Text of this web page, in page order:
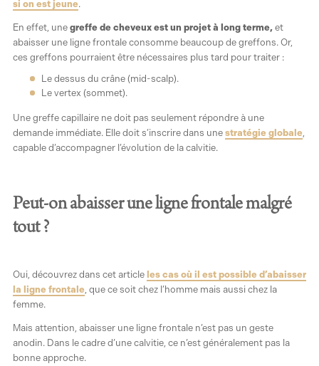
si on est jeune.
En effet, une greffe de cheveux est un projet à long terme, et
abaisser une ligne frontale consomme beaucoup de greffons. Or,
ces greffons pourraient être nécessaires plus tard pour traiter :
Le dessus du crâne (mid-scalp).
Le vertex (sommet).
Une greffe capillaire ne doit pas seulement répondre à une
demande immédiate. Elle doit s’inscrire dans une stratégie globale,
capable d’accompagner l’évolution de la calvitie.
Peut-on abaisser une ligne frontale malgré
tout ?
Oui, découvrez dans cet article les cas où il est possible d’abaisser
la ligne frontale, que ce soit chez l’homme mais aussi chez la
femme.
Mais attention, abaisser une ligne frontale n’est pas un geste
anodin. Dans le cadre d’une calvitie, ce n’est généralement pas la
bonne approche.